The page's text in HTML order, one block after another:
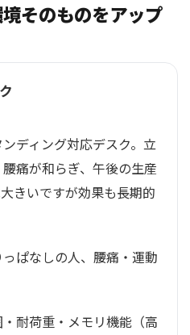
そのものをアップ
ディング対応デスク。立
痛が和らぎ、午後の生産
きいですが効果も長期的
ぱなしの人、腰痛・運動
耐荷重・メモリ機能（高